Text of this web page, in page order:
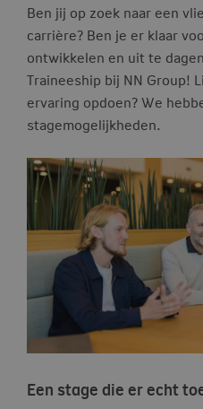
Ben jij op zoek naar een
carrière? Ben je er klaar
ontwikkelen en uit te
Traineeship bij NN Group!
ervaring opdoen? We
stagemogelijkheden.
Een stage die er echt